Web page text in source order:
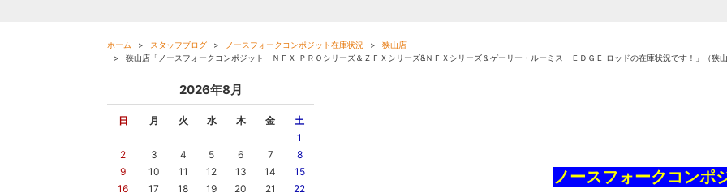
ホーム スタッフブログ ノースフォークコンポジット在庫状況
狭山店
狭山店「ノースフォークコンポジット ＮＦＸ ＰＲＯシリーズ＆ＺＦＸシリーズ&ＮＦＸシリーズ＆ゲーリー・ルーミス ＥＤＧＥ ロッドの在庫状況です！」（狭
ノースフォークコンポ
2026年8月
日 月 火 水 木 金 土
1
2
3 4 5 6 7
8
9
10 11 12 13 14
15
16
17 18 19 20 21
22